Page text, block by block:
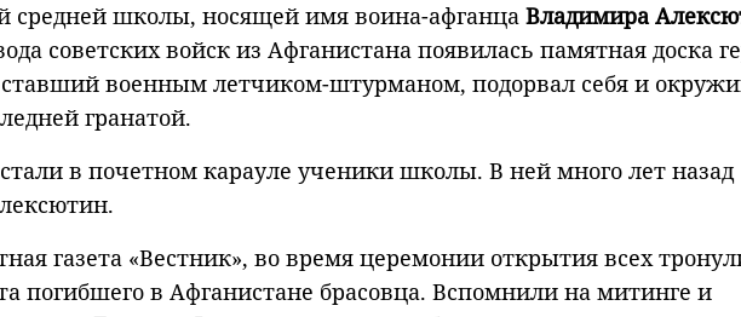
средней школы, носящей имя воина-афганца Владимира
советских войск из Афганистана появилась памятная доска
военным летчиком-штурманом, подорвал себя и
гранатой.
в почетном карауле ученики школы. В ней много лет назад
газета «Вестник», во время церемонии открытия всех
погибшего в Афганистане брасовца. Вспомнили на митинге и